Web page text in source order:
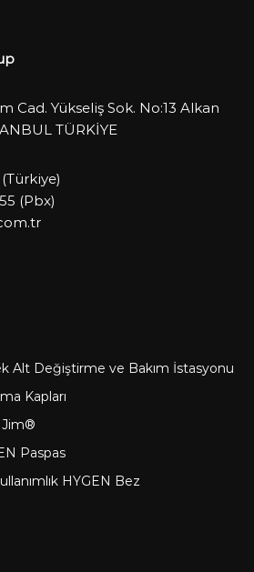
Cad. Yükseliş Sok. No:13 Alkan
TÜRKİYE
(Türkiye)
(Pbx)
Alt Değiştirme ve Bakım İstasyonu
Kapları
Jim®
Paspas
HYGEN Bez